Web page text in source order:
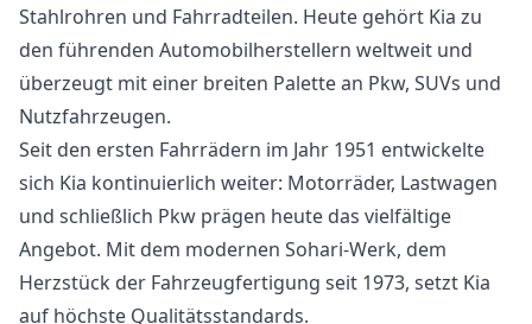
Stahlrohren und Fahrradteilen. Heute gehört Kia zu
den führenden Automobilherstellern weltweit und
überzeugt mit einer breiten Palette an Pkw, SUVs und
Nutzfahrzeugen.
Seit den ersten Fahrrädern im Jahr 1951 entwickelte
sich Kia kontinuierlich weiter: Motorräder, Lastwagen
und schließlich Pkw prägen heute das vielfältige
Angebot. Mit dem modernen Sohari-Werk, dem
Herzstück der Fahrzeugfertigung seit 1973, setzt Kia
auf höchste Qualitätsstandards.